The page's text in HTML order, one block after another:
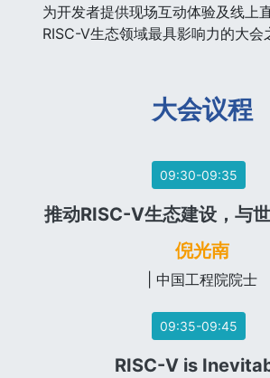
为开发者提供现场互动体验及线上
RISC-V生态领域最具影响力的大会
大会议程
09:30-09:35
推动RISC-V生态建设，与
倪光南
| 中国工程院院士
09:35-09:45
RISC-V is